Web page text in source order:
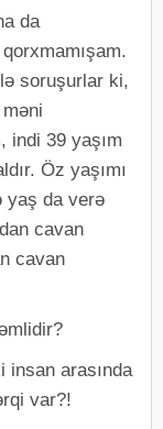
da
soruşurlar ki,
indi 39 yaşım
Öz yaşımı
yaş da verə
cavan
cavan
arasında
var?!